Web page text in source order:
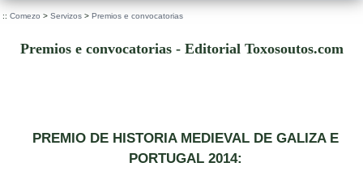
:: Comezo > Servizos > Premios e convocatorias
Premios e convocatorias - Editorial Toxosoutos.com
PREMIO DE HISTORIA MEDIEVAL DE GALIZA E
PORTUGAL 2014: